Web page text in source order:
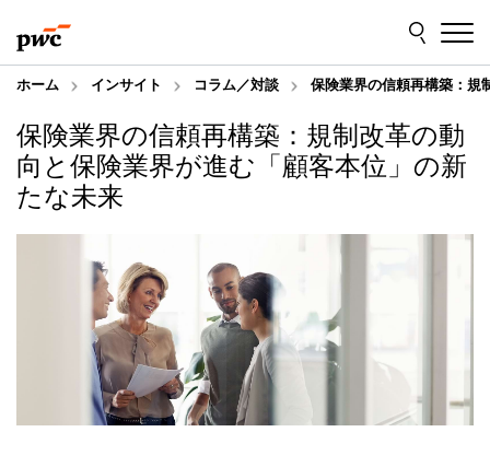
to
content
to
footer
ホーム インサイト コラム／対談 保険業界の信頼再構築：規
保険業界の信頼再構築：規制改革の動
向と保険業界が進む「顧客本位」の新
たな未来